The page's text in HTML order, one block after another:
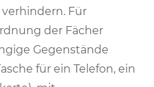
Für
der Fächer
Gegenstände
für ein Telefon, ein